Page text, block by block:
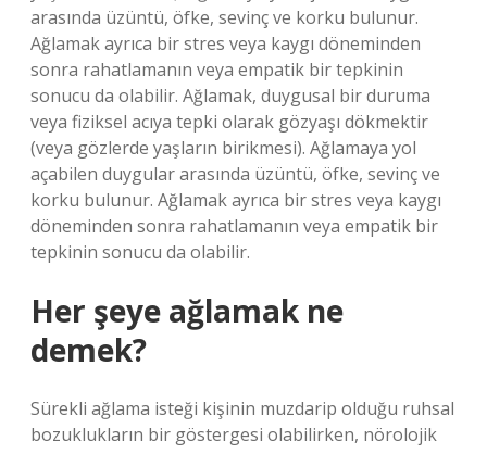
arasında üzüntü, öfke, sevinç ve korku bulunur.
Ağlamak ayrıca bir stres veya kaygı döneminden
sonra rahatlamanın veya empatik bir tepkinin
sonucu da olabilir. Ağlamak, duygusal bir duruma
veya fiziksel acıya tepki olarak gözyaşı dökmektir
(veya gözlerde yaşların birikmesi). Ağlamaya yol
açabilen duygular arasında üzüntü, öfke, sevinç ve
korku bulunur. Ağlamak ayrıca bir stres veya kaygı
döneminden sonra rahatlamanın veya empatik bir
tepkinin sonucu da olabilir.
Her şeye ağlamak ne
demek?
Sürekli ağlama isteği kişinin muzdarip olduğu ruhsal
bozuklukların bir göstergesi olabilirken, nörolojik